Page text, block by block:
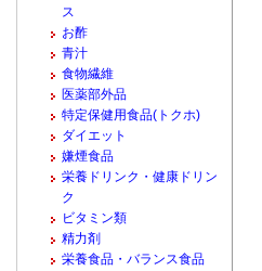
ス
お酢
青汁
食物繊維
医薬部外品
特定保健用食品(トクホ)
ダイエット
嫌煙食品
栄養ドリンク・健康ドリン
ク
ビタミン類
精力剤
栄養食品・バランス食品